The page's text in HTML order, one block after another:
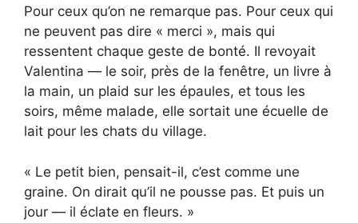
Pour ceux qu’on ne remarque pas. Pour ceux qui
ne peuvent pas dire « merci », mais qui
ressentent chaque geste de bonté. Il revoyait
Valentina — le soir, près de la fenêtre, un livre à
la main, un plaid sur les épaules, et tous les
soirs, même malade, elle sortait une écuelle de
lait pour les chats du village.
« Le petit bien, pensait-il, c’est comme une
graine. On dirait qu’il ne pousse pas. Et puis un
jour — il éclate en fleurs. »